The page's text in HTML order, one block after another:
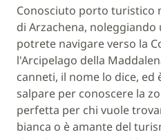
Conosciuto porto turistico
di Arzachena, noleggiando
potrete navigare verso la
l'Arcipelago della
canneti, il nome lo dice, ed
salpare per conoscere la
perfetta per chi vuole
bianca o è amante del